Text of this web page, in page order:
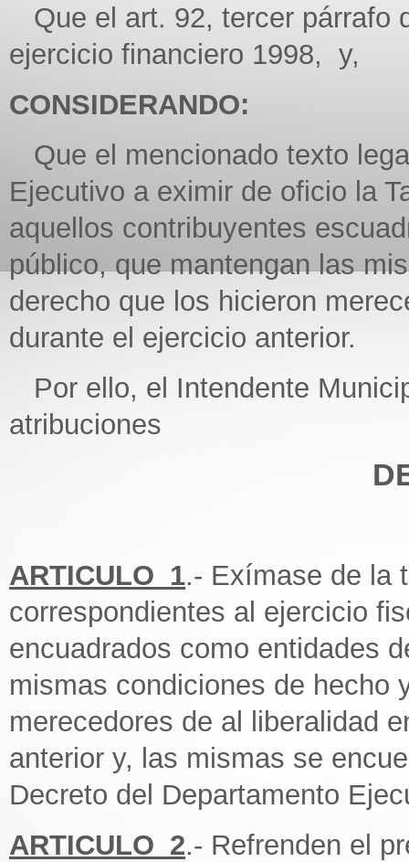
Que el art. 92, tercer párrafo
ejercicio financiero 1998, y,
CONSIDERANDO:
Que el mencionado texto
Ejecutivo a eximir de oficio la
aquellos contribuyentes
público, que mantengan las
derecho que los hicieron
durante el ejercicio anterior.
Por ello, el Intendente
atribuciones
ARTICULO_1.- Exímase de la
correspondientes al ejercicio
encuadrados como entidades
mismas condiciones de hecho
merecedores de al liberalidad
anterior y, las mismas se
Decreto del Departamento
ARTICULO_2.- Refrenden el